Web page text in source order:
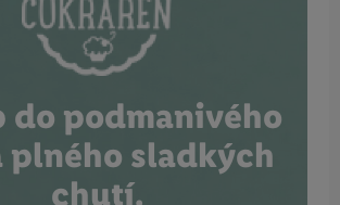
do podmanivého
plného sladkých
chutí.